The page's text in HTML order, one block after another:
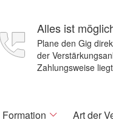
Alles ist
Plane den Gig
der
Zahlungsweise
Formation Art der